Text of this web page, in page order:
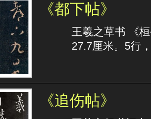
《都下帖》
王羲之草书 《
27.7厘米。5行
《追伤帖》